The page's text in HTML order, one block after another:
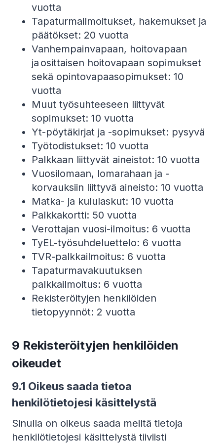
vuotta
Tapaturmailmoitukset, hakemukset ja
päätökset: 20 vuotta
Vanhempainvapaan, hoitovapaan
ja osittaisen hoitovapaan sopimukset
sekä opintovapaasopimukset: 10
vuotta
Muut työsuhteeseen liittyvät
sopimukset: 10 vuotta
Yt-pöytäkirjat ja -sopimukset: pysyvä
Työtodistukset: 10 vuotta
Palkkaan liittyvät aineistot: 10 vuotta
Vuosilomaan, lomarahaan ja -
korvauksiin liittyvä aineisto: 10 vuotta
Matka- ja kululaskut: 10 vuotta
Palkkakortti: 50 vuotta
Verottajan vuosi-ilmoitus: 6 vuotta
TyEL-työsuhdeluettelo: 6 vuotta
TVR-palkkailmoitus: 6 vuotta
Tapaturmavakuutuksen
palkkailmoitus: 6 vuotta
Rekisteröityjen henkilöiden
tietopyynnöt: 2 vuotta
9 Rekisteröityjen henkilöiden
oikeudet
9.1 Oikeus saada tietoa
henkilötietojesi käsittelystä
Sinulla on oikeus saada meiltä tietoja
henkilötietojesi käsittelystä tiiviisti